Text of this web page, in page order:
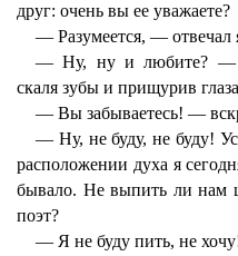
друг: очень вы ее уважаете?
— Разумеется, — отвечал
— Ну, ну и любите? —
скаля зубы и прищурив
— Вы забываетесь! —
— Ну, не буду, не буду!
расположении духа я
бывало. Не выпить ли нам
поэт?
— Я не буду пить, не